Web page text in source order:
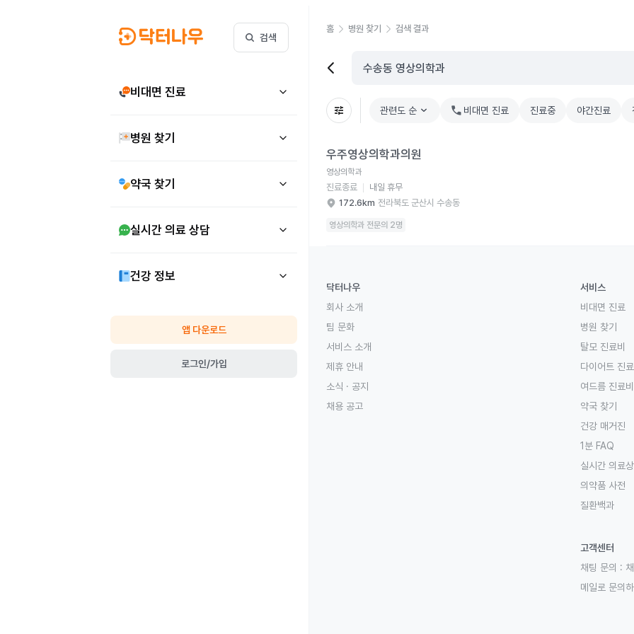
검색
비대면 진료
병원 찾기
약국 찾기
실시간 의료 상담
건강 정보
앱 다운로드
로그인/가입
홈 병원 찾기 검색 결과
관련도 순 chevron_right 비대면 진료 진료중 야간진료
우주영상의학과의원
영상의학과
진료종료
내일 휴무
172.6km 전라북도 군산시 수송동
영상의학과 전문의 2명
닥터나우
회사 소개
팀 문화
서비스 소개
제휴 안내
소식 · 공지
채용 공고
서비스
비대면 진료
병원 찾기
탈모 진료비
다이어트 진
여드름 진료비
약국 찾기
건강 매거진
1분 FAQ
실시간 의료
의약품 사전
질환백과
고객센터
채팅 문의 :
메일로 문의